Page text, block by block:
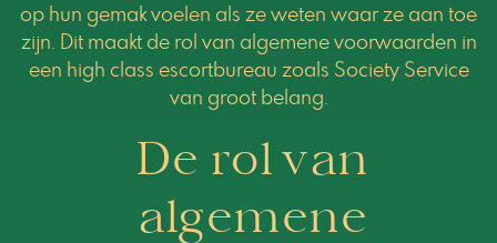
op hun gemak voelen als ze weten waar ze aan toe
zijn. Dit maakt de rol van algemene voorwaarden in
een high class escortbureau zoals Society Service
van groot belang.
De rol van
algemene